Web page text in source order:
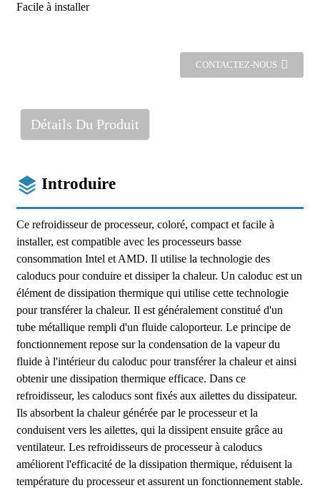
Facile à installer
CONTACTEZ-NOUS
Détails Du Produit
Introduire
Ce refroidisseur de processeur, coloré, compact et facile à
installer, est compatible avec les processeurs basse
consommation Intel et AMD. Il utilise la technologie des
caloducs pour conduire et dissiper la chaleur. Un caloduc est un
élément de dissipation thermique qui utilise cette technologie
pour transférer la chaleur. Il est généralement constitué d'un
tube métallique rempli d'un fluide caloporteur. Le principe de
fonctionnement repose sur la condensation de la vapeur du
fluide à l'intérieur du caloduc pour transférer la chaleur et ainsi
obtenir une dissipation thermique efficace. Dans ce
refroidisseur, les caloducs sont fixés aux ailettes du dissipateur.
Ils absorbent la chaleur générée par le processeur et la
conduisent vers les ailettes, qui la dissipent ensuite grâce au
ventilateur. Les refroidisseurs de processeur à caloducs
améliorent l'efficacité de la dissipation thermique, réduisent la
température du processeur et assurent un fonctionnement stable.